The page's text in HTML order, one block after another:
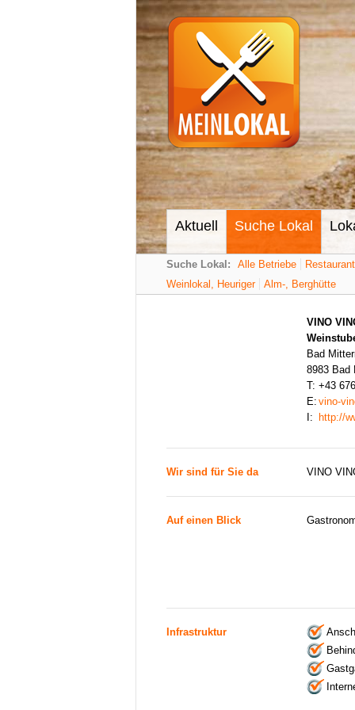
Aktuell Suche Lokal
Suche Lokal: Alle Betriebe
Weinlokal, Heuriger
Alm-, Berghütte
VINO
Bad
8983 Bad
T: +43
E: vino-
I:
http://
Wir sind für Sie da VINO
Auf einen Blick
Infrastruktur